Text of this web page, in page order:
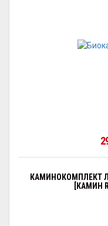
КАМИНОКОМПЛЕКТ
[КАМИН